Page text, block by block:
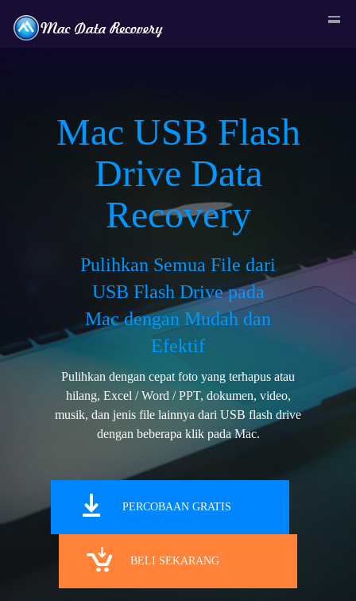
Mac USB Flash
Drive Data
Recovery
Pulihkan Semua File dari
USB Flash Drive pada
Mac dengan Mudah dan
Efektif
Pulihkan dengan cepat foto yang terhapus atau
hilang, Excel / Word / PPT, dokumen, video,
musik, dan jenis file lainnya dari USB flash drive
dengan beberapa klik pada Mac.
PERCOBAAN GRATIS
BELI SEKARANG